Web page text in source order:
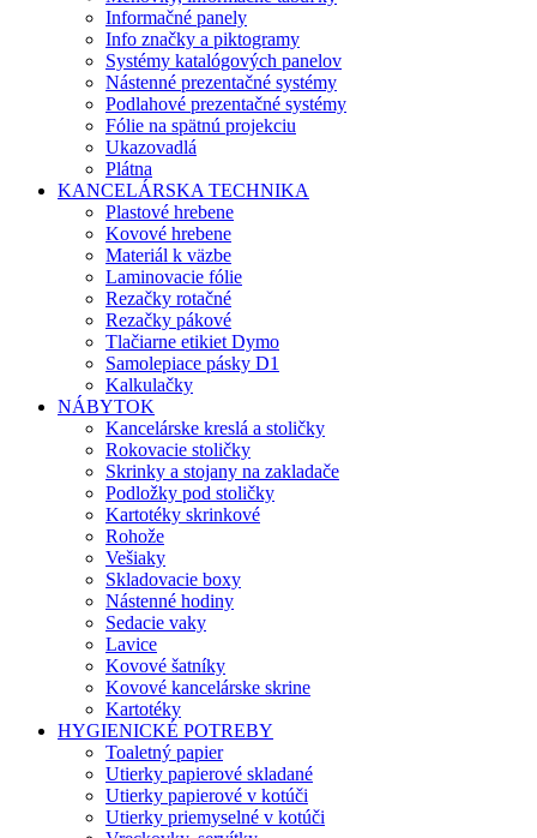
Informačné panely
Info značky a piktogramy
Systémy katalógových panelov
Nástenné prezentačné systémy
Podlahové prezentačné systémy
Fólie na spätnú projekciu
Ukazovadlá
Plátna
KANCELÁRSKA TECHNIKA
Plastové hrebene
Kovové hrebene
Materiál k väzbe
Laminovacie fólie
Rezačky rotačné
Rezačky pákové
Tlačiarne etikiet Dymo
Samolepiace pásky D1
Kalkulačky
NÁBYTOK
Kancelárske kreslá a stoličky
Rokovacie stoličky
Skrinky a stojany na zakladače
Podložky pod stoličky
Kartotéky skrinkové
Rohože
Vešiaky
Skladovacie boxy
Nástenné hodiny
Sedacie vaky
Lavice
Kovové šatníky
Kovové kancelárske skrine
Kartotéky
HYGIENICKÉ POTREBY
Toaletný papier
Utierky papierové skladané
Utierky papierové v kotúči
Utierky priemyselné v kotúči